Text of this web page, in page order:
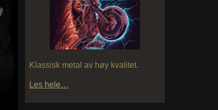
Klassisk metal av høy kvalitet.
Les hele…